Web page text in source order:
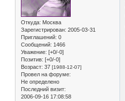
Откуда: Москва
Зарегистрирован: 2005-03-31
Приглашений: 0
Сообщений: 1466
Уважение: [+0/-0]
Позитив: [+0/-0]
Возраст: 37 [1988-12-07]
Провел на форуме:
Не определено
Последний визит:
2006-09-16 17:08:58